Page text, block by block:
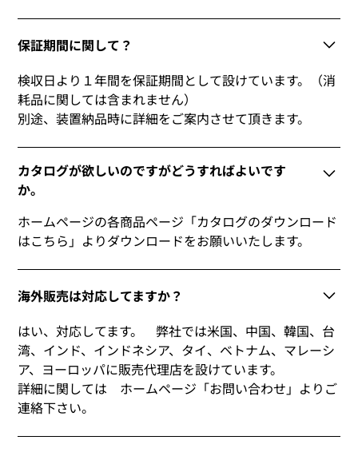
保証期間に関して？
検収日より１年間を保証期間として設けています。（消
耗品に関しては含まれません）
別途、装置納品時に詳細をご案内させて頂きます。
カタログが欲しいのですがどうすればよいです
か。
ホームページの各商品ページ「カタログのダウンロード
はこちら」よりダウンロードをお願いいたします。
海外販売は対応してますか？
はい、対応してます。 弊社では米国、中国、韓国、台
湾、インド、インドネシア、タイ、ベトナム、マレーシ
ア、ヨーロッパに販売代理店を設けています。
詳細に関しては ホームページ「お問い合わせ」よりご
連絡下さい。